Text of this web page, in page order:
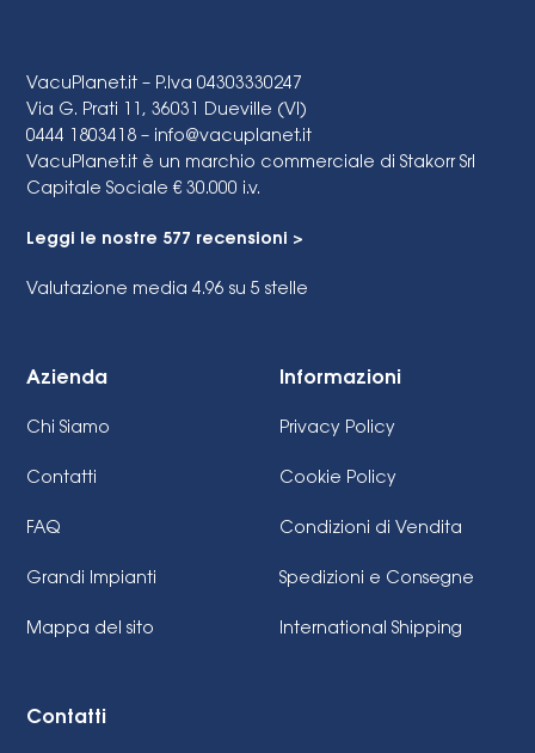
VacuPlanet.it – P.Iva 04303330247
Via G. Prati 11, 36031 Dueville (VI)
0444 1803418 – info@vacuplanet.it
VacuPlanet.it è un marchio commerciale di Stakorr Srl
Capitale Sociale € 30.000 i.v.
Leggi le nostre 577 recensioni >
Valutazione media 4.96 su 5 stelle
Azienda
Chi Siamo
Contatti
FAQ
Grandi Impianti
Mappa del sito
Informazioni
Privacy Policy
Cookie Policy
Condizioni di Vendita
Spedizioni e Consegne
International Shipping
Contatti